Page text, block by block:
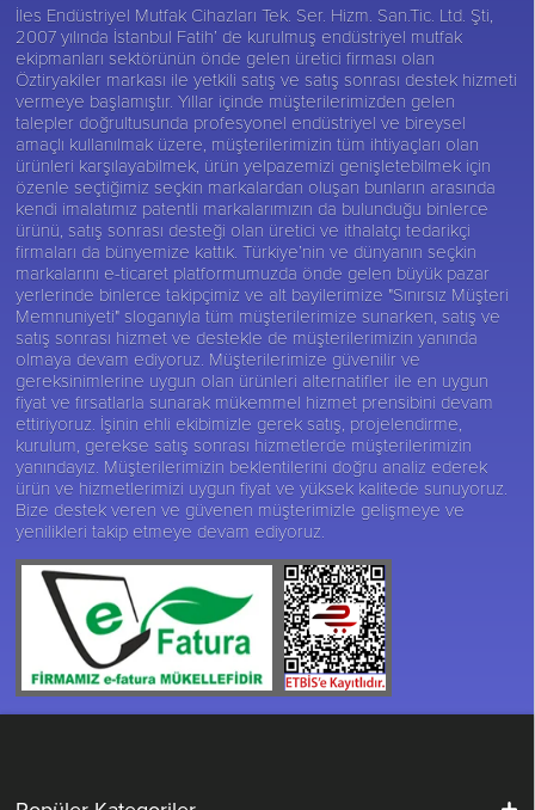
İles Endüstriyel Mutfak Cihazları Tek. Ser. Hizm. San.Tic. Ltd. Şti,
2007 yılında İstanbul Fatih’ de kurulmuş endüstriyel mutfak
ekipmanları sektörünün önde gelen üretici firması olan
Öztiryakiler markası ile yetkili satış ve satış sonrası destek hizmeti
vermeye başlamıştır. Yıllar içinde müşterilerimizden gelen
talepler doğrultusunda profesyonel endüstriyel ve bireysel
amaçlı kullanılmak üzere, müşterilerimizin tüm ihtiyaçları olan
ürünleri karşılayabilmek, ürün yelpazemizi genişletebilmek için
özenle seçtiğimiz seçkin markalardan oluşan bunların arasında
kendi imalatımız patentli markalarımızın da bulunduğu binlerce
ürünü, satış sonrası desteği olan üretici ve ithalatçı tedarikçi
firmaları da bünyemize kattık. Türkiye’nin ve dünyanın seçkin
markalarını e-ticaret platformumuzda önde gelen büyük pazar
yerlerinde binlerce takipçimiz ve alt bayilerimize "Sınırsız Müşteri
Memnuniyeti" sloganıyla tüm müşterilerimize sunarken, satış ve
satış sonrası hizmet ve destekle de müşterilerimizin yanında
olmaya devam ediyoruz. Müşterilerimize güvenilir ve
gereksinimlerine uygun olan ürünleri alternatifler ile en uygun
fiyat ve fırsatlarla sunarak mükemmel hizmet prensibini devam
ettiriyoruz. İşinin ehli ekibimizle gerek satış, projelendirme,
kurulum, gerekse satış sonrası hizmetlerde müşterilerimizin
yanındayız. Müşterilerimizin beklentilerini doğru analiz ederek
ürün ve hizmetlerimizi uygun fiyat ve yüksek kalitede sunuyoruz.
Bize destek veren ve güvenen müşterimizle gelişmeye ve
yenilikleri takip etmeye devam ediyoruz.